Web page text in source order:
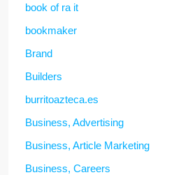
book of ra it
bookmaker
Brand
Builders
burritoazteca.es
Business, Advertising
Business, Article Marketing
Business, Careers